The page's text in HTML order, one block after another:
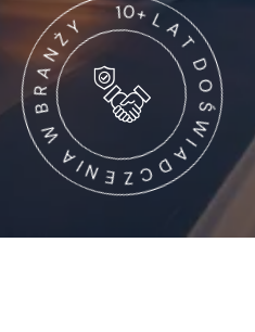
10
+
L
A
T
D
O
Ś
W
A
D
C
Z
E
N
I
A
W
BR N ŻY